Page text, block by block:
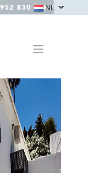
830 378 /
NL